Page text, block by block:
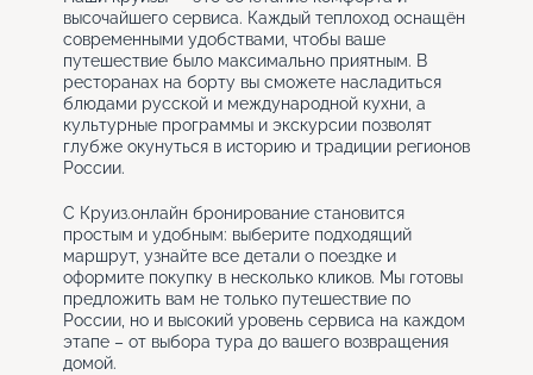
высочайшего сервиса. Каждый теплоход оснащён
современными удобствами, чтобы ваше
путешествие было максимально приятным. В
ресторанах на борту вы сможете насладиться
блюдами русской и международной кухни, а
культурные программы и экскурсии позволят
глубже окунуться в историю и традиции регионов
России.
С Круиз.онлайн бронирование становится
простым и удобным: выберите подходящий
маршрут, узнайте все детали о поездке и
оформите покупку в несколько кликов. Мы готовы
предложить вам не только путешествие по
России, но и высокий уровень сервиса на каждом
этапе – от выбора тура до вашего возвращения
домой.